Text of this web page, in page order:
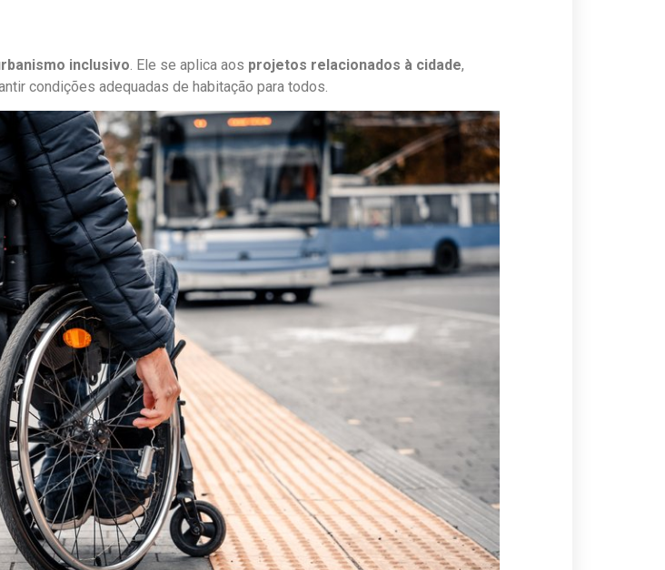
inclusivo. Ele se aplica aos projetos relacionados à cidade,
condições adequadas de habitação para todos.